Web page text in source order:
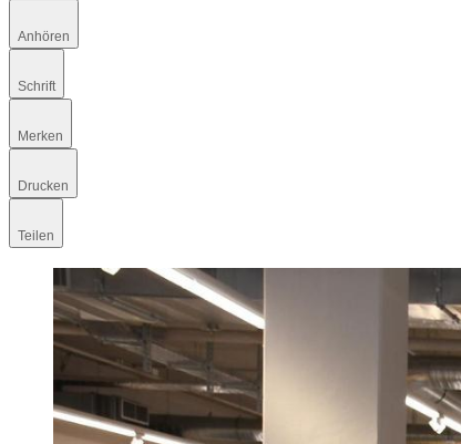
Anhören
Schrift
Merken
Drucken
Teilen